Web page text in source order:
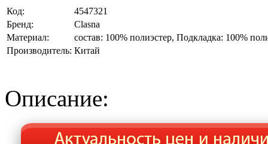
Код:
4547321
Бренд:
Clasna
Материал:
состав: 100% полиэстер, Подкладка: 100%
Производитель: Китай
Описание: